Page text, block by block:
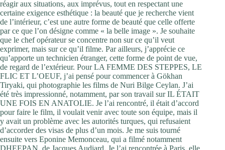
réagir aux situations, aux imprévus, tout en respectant une
certaine exigence esthétique : la beauté que je recherche vient
de l’intérieur, c’est une autre forme de beauté que celle offerte
par ce que l’on désigne comme « la belle image ». Je souhaite
que le chef opérateur se concentre non sur ce qu’il veut
exprimer, mais sur ce qu’il filme. Par ailleurs, j’apprécie ce
qu’apporte un technicien étranger, cette forme de point de vue,
de regard de l’extérieur. Pour LA FEMME DES STEPPES, LE
FLIC ET L’OEUF, j’ai pensé pour commencer à Gökhan
Tiryaki, qui photographie les films de Nuri Bilge Ceylan. J’ai
été très impressionné, notamment, par son travail sur IL ÉTAIT
UNE FOIS EN ANATOLIE. Je l’ai rencontré, il était d’accord
pour faire le film, il voulait venir avec toute son équipe, mais il
y avait un problème avec les autorités turques, qui refusaient
d’accorder des visas de plus d’un mois. Je me suis tourné
ensuite vers Eponine Memonceau, qui a filmé notamment
DHEEPAN, de Jacques Audiard. Je l’ai rencontrée à Paris, elle